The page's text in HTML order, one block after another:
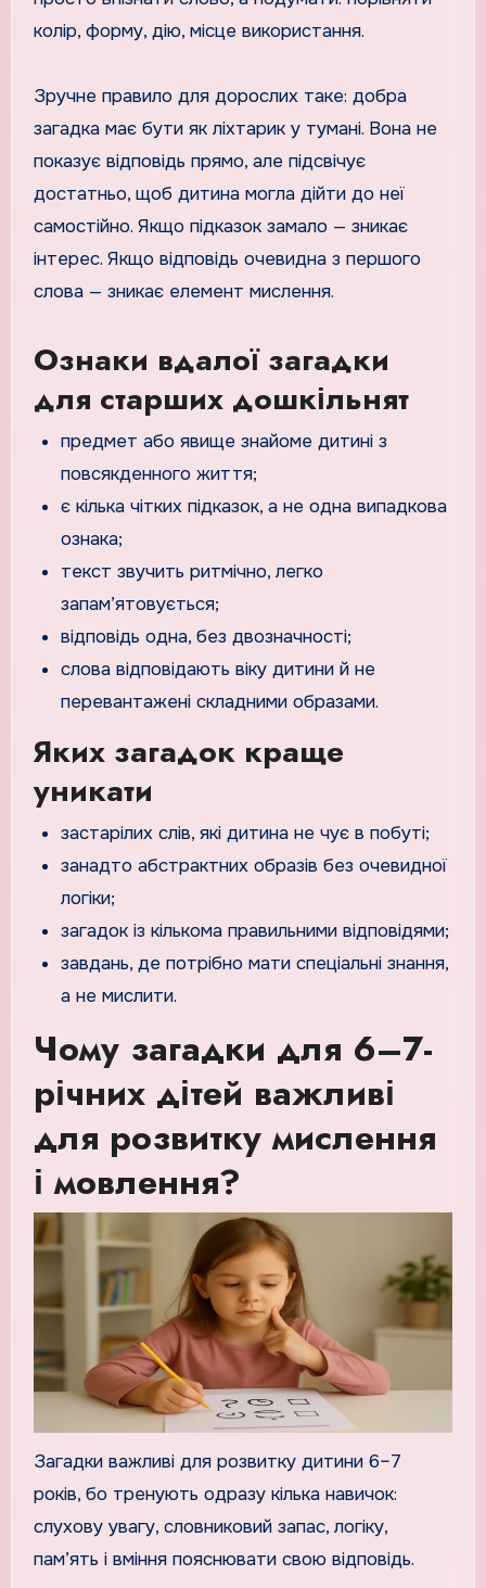
колір, форму, дію, місце використання.
Зручне правило для дорослих таке: добра
загадка має бути як ліхтарик у тумані. Вона не
показує відповідь прямо, але підсвічує
достатньо, щоб дитина могла дійти до неї
самостійно. Якщо підказок замало — зникає
інтерес. Якщо відповідь очевидна з першого
слова — зникає елемент мислення.
Ознаки вдалої загадки
для старших дошкільнят
предмет або явище знайоме дитині з
повсякденного життя;
є кілька чітких підказок, а не одна випадкова
ознака;
текст звучить ритмічно, легко
запам’ятовується;
відповідь одна, без двозначності;
слова відповідають віку дитини й не
перевантажені складними образами.
Яких загадок краще
уникати
застарілих слів, які дитина не чує в побуті;
занадто абстрактних образів без очевидної
логіки;
загадок із кількома правильними відповідями;
завдань, де потрібно мати спеціальні знання,
а не мислити.
Чому загадки для 6–7-
річних дітей важливі
для розвитку мислення
і мовлення?
Загадки важливі для розвитку дитини 6–7
років, бо тренують одразу кілька навичок:
слухову увагу, словниковий запас, логіку,
пам’ять і вміння пояснювати свою відповідь.